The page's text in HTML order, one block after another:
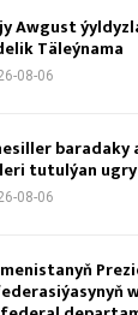
Awgust
Täleýnama
08-06
tu­tul­ýan ug­ry
08-06